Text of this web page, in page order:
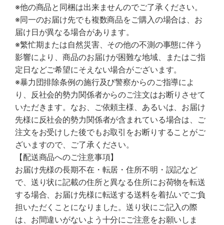
※他の商品と同梱は出来ませんのでご了承ください。
※同一のお届け先でも複数商品をご購入の場合は、お
届け日が異なる場合があります。
※繁忙期または自然災害、その他の不測の事態に伴う
影響により、商品のお届けが困難な地域、またはご指
定日などご希望にそえない場合がございます。
※暴力団排除条例の施行及び警察からのご指導によ
り、反社会的勢力関係者からのご注文はお断りさせて
いただきます。なお、ご依頼主様、あるいは、お届け
先様に反社会的勢力関係者が含まれている場合は、ご
注文をお受けした後でもお取引をお断りすることがご
ざいますので、ご了承ください。
【配送商品へのご注意事項】
お届け先様の長期不在・転居・住所不明・誤記など
で、送り状に記載の住所と異なる住所にお荷物を転送
する場合、お届け先様に転送する送料を着払いでご負
担いただくことになりました。送り状にご記入の際
は、お間違いがないよう十分にご注意をお願いしま